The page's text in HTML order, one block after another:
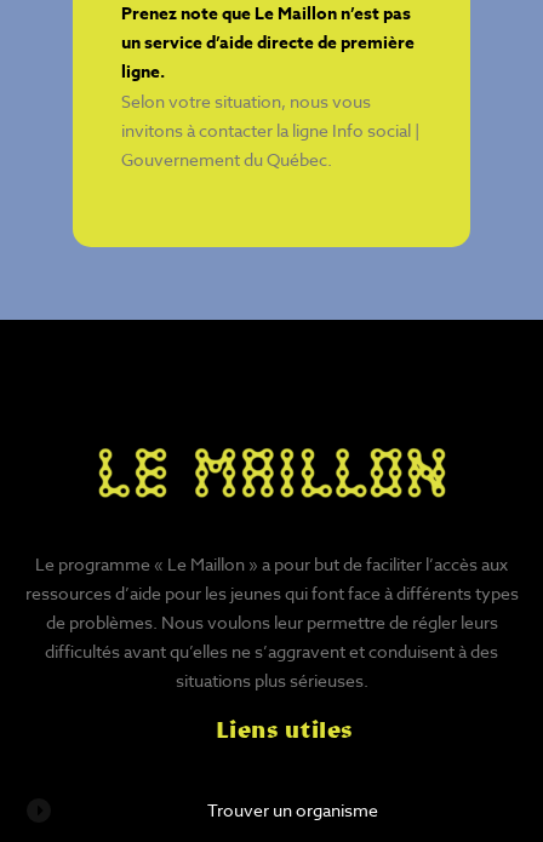
Prenez note que Le Maillon n’est pas
un service d’aide directe de première
ligne.
Selon votre situation, nous vous
invitons à contacter la ligne Info social |
Gouvernement du Québec.
Le programme « Le Maillon » a pour but de faciliter l’accès aux
ressources d’aide pour les jeunes qui font face à différents types
de problèmes. Nous voulons leur permettre de régler leurs
difficultés avant qu’elles ne s’aggravent et conduisent à des
situations plus sérieuses.
Liens utiles
Trouver un organisme